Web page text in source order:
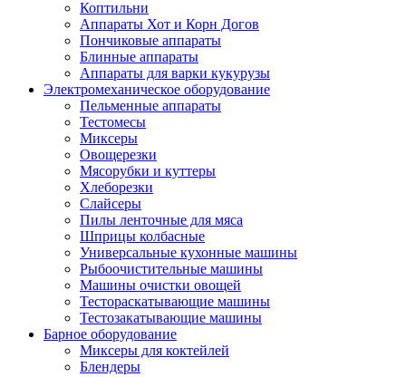
Коптильни
Аппараты Хот и Корн Догов
Пончиковые аппараты
Блинные аппараты
Аппараты для варки кукурузы
Электромеханическое оборудование
Пельменные аппараты
Тестомесы
Миксеры
Овощерезки
Мясорубки и куттеры
Хлеборезки
Слайсеры
Пилы ленточные для мяса
Шприцы колбасные
Универсальные кухонные машины
Рыбоочистительные машины
Машины очистки овощей
Тестораскатывающие машины
Тестозакатывающие машины
Барное оборудование
Миксеры для коктейлей
Блендеры